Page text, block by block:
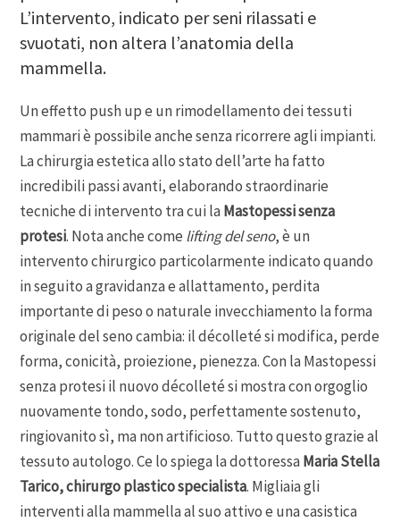
L’intervento, indicato per seni rilassati e
svuotati, non altera l’anatomia della
mammella.
Un effetto push up e un rimodellamento dei tessuti
mammari è possibile anche senza ricorrere agli impianti.
La chirurgia estetica allo stato dell’arte ha fatto
incredibili passi avanti, elaborando straordinarie
tecniche di intervento tra cui laMastopessi senza
protesi. Nota anche come lifting del seno, è un
intervento chirurgico particolarmente indicato quando
in seguito a gravidanza e allattamento, perdita
importante di peso o naturale invecchiamento la forma
originale del seno cambia: il décolleté si modifica, perde
forma, conicità, proiezione, pienezza. Con la Mastopessi
senza protesi il nuovo décolleté si mostra con orgoglio
nuovamente tondo, sodo, perfettamente sostenuto,
ringiovanito sì, ma non artificioso. Tutto questo grazie al
tessuto autologo. Ce lo spiega la dottoressaMaria Stella
Tarico, chirurgo plastico specialista. Migliaia gli
interventi alla mammella al suo attivo e una casistica